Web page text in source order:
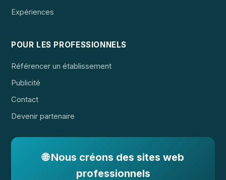
Expériences
POUR LES PROFESSIONNELS
Référencer un établissement
Publicité
Contact
Devenir partenaire
🌐 Nous créons des sites web
professionnels